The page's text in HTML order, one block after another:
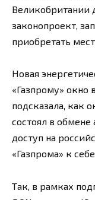
Великобритании
законопроект,
приобретать
Новая
«Газпрому» окно
подсказала, как
состоял в
доступ на
«Газпрома» к
Так, в рамках